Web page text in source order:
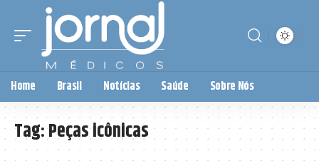
Home Brasil Notícias Saúde Sobre Nós
Tag:Peças icônicas